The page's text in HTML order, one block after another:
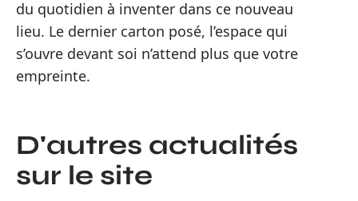
du quotidien à inventer dans ce nouveau
lieu. Le dernier carton posé, l’espace qui
s’ouvre devant soi n’attend plus que votre
empreinte.
D'autres actualités
sur le site